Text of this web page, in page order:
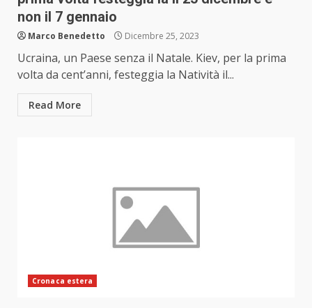
non il 7 gennaio
Marco Benedetto Dicembre 25, 2023
Ucraina, un Paese senza il Natale. Kiev, per la prima
volta da cent’anni, festeggia la Natività il...
Read More
Cronaca estera